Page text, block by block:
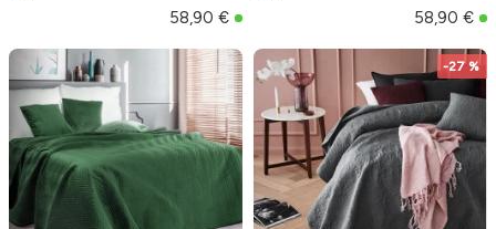
58,90 € 58,90 €
-27 %